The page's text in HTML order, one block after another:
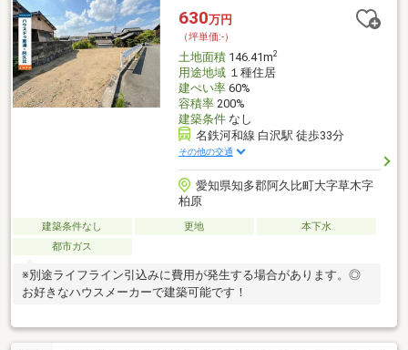
(約40m)■ ご希望の住まい探しをお手伝いします
━━━━━・・・物件の詳細・ご相談はお気軽にお問い合わせく
ださい。
630万円
（坪単価:-）
土地面積146.41m2
用途地域１種住居
建ぺい率60%
容積率200%
建築条件なし
名鉄河和線 白沢駅 徒歩33分
その他の交通
愛知県知多郡阿久比町大字草木字
柏原
建築条件なし 更地
本下水
都市ガス
※別途ライフライン引込みに費用が発生する場合があります。◎
お好きなハウスメーカーで建築可能です！